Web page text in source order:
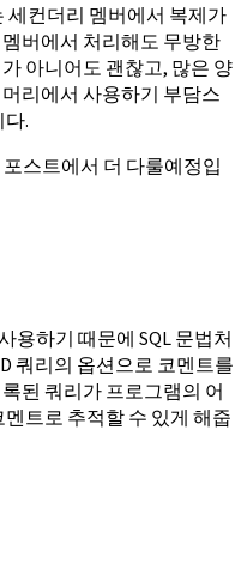
세컨더리 멤버에서 복제가
버에서 처리해도 무방한
아니어도 괜찮고, 많은 양
리에서 사용하기 부담스
.
스트에서 더 다룰예정입
용하기 때문에 SQL 문법처
쿼리의 옵션으로 코멘트를
된 쿼리가 프로그램의 어
트로 추적할 수 있게 해줍